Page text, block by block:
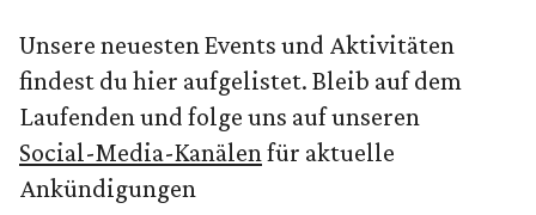
Unsere neuesten Events und Aktivitäten
findest du hier aufgelistet. Bleib auf dem
Laufenden und folge uns auf unseren
Social-Media-Kanälenfür aktuelle
Ankündigungen